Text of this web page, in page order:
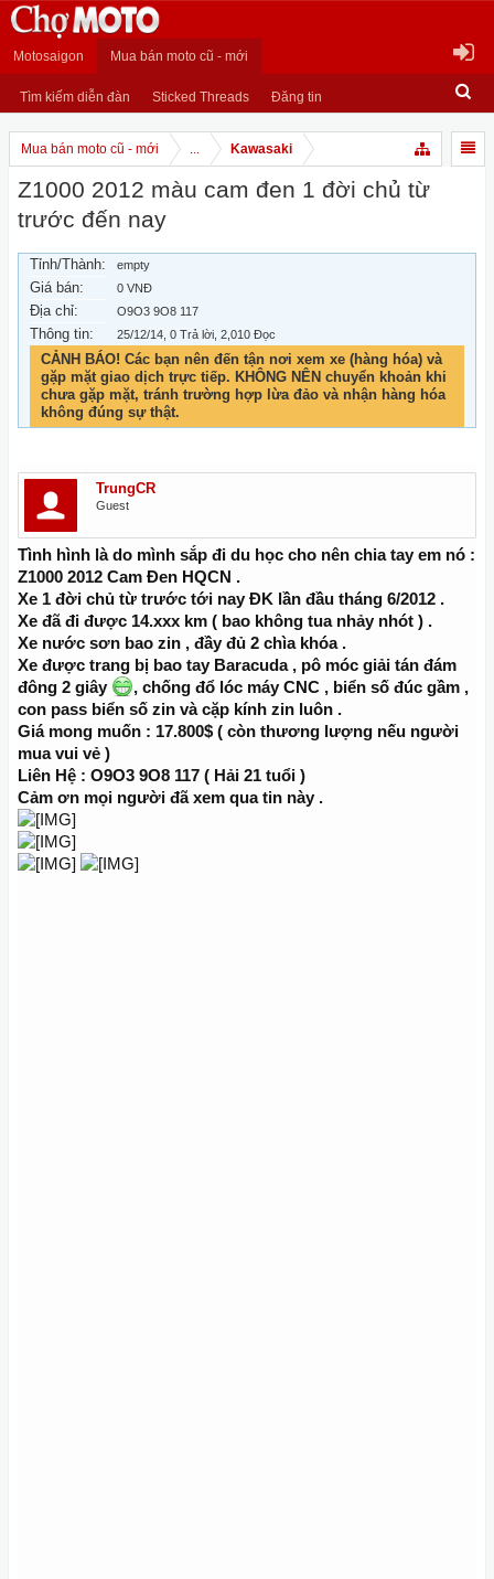
Motosaigon Mua bán moto cũ - mới
Tìm kiếm diễn đàn Sticked Threads Đăng tin
Mua bán moto cũ - mới ... Kawasaki
Z1000 2012 màu cam đen 1 đời chủ từ
trước đến nay
Tỉnh/Thành: empty
Giá bán: 0 VNĐ
Địa chỉ: O9O3 9O8 117
Thông tin: 25/12/14 , 0 Trả lời, 2,010 Đọc
CẢNH BÁO! Các bạn nên đến tận nơi xem xe (hàng hóa) và
gặp mặt giao dịch trực tiếp. KHÔNG NÊN chuyển khoản khi
chưa gặp mặt, tránh trường hợp lừa đảo và nhận hàng hóa
không đúng sự thật.
TrungCR
Guest
Tình hình là do mình sắp đi du học cho nên chia tay em nó :
Z1000 2012 Cam Đen HQCN .
Xe 1 đời chủ từ trước tới nay ĐK lần đầu tháng 6/2012 .
Xe đã đi được 14.xxx km ( bao không tua nhảy nhót ) .
Xe nước sơn bao zin , đầy đủ 2 chìa khóa .
Xe được trang bị bao tay Baracuda , pô móc giải tán đám
đông 2 giây
, chống đổ lóc máy CNC , biển số đúc gầm ,
con pass biển số zin và cặp kính zin luôn .
Giá mong muốn : 17.800$ ( còn thương lượng nếu người
mua vui vẻ )
Liên Hệ : O9O3 9O8 117 ( Hải 21 tuổi )
Cảm ơn mọi người đã xem qua tin này .